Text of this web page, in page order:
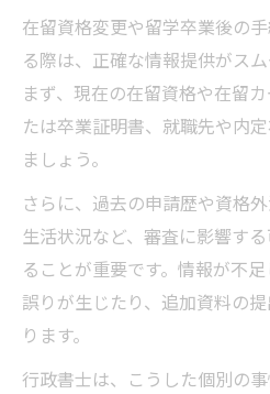
在留資格変更や留学卒業後の
る際は、正確な情報提供がスム
まず、現在の在留資格や在留
たは卒業証明書、就職先や内
ましょう。
さらに、過去の申請歴や資格
生活状況など、審査に影響す
ることが重要です。情報が不
誤りが生じたり、追加資料の
ります。
行政書士は、こうした個別の